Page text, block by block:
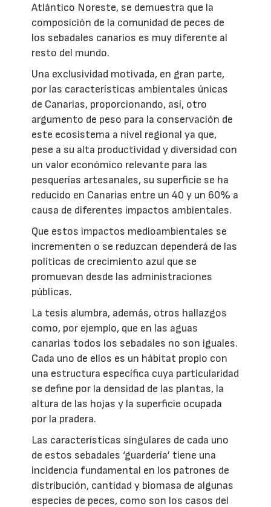
Atlántico Noreste, se demuestra que la
composición de la comunidad de peces de
los sebadales canarios es muy diferente al
resto del mundo.
Una exclusividad motivada, en gran parte,
por las características ambientales únicas
de Canarias, proporcionando, así, otro
argumento de peso para la conservación de
este ecosistema a nivel regional ya que,
pese a su alta productividad y diversidad con
un valor económico relevante para las
pesquerías artesanales, su superficie se ha
reducido en Canarias entre un 40 y un 60% a
causa de diferentes impactos ambientales.
Que estos impactos medioambientales se
incrementen o se reduzcan dependerá de las
políticas de crecimiento azul que se
promuevan desde las administraciones
públicas.
La tesis alumbra, además, otros hallazgos
como, por ejemplo, que en las aguas
canarias todos los sebadales no son iguales.
Cada uno de ellos es un hábitat propio con
una estructura específica cuya particularidad
se define por la densidad de las plantas, la
altura de las hojas y la superficie ocupada
por la pradera.
Las características singulares de cada uno
de estos sebadales ‘guardería’ tiene una
incidencia fundamental en los patrones de
distribución, cantidad y biomasa de algunas
especies de peces, como son los casos del